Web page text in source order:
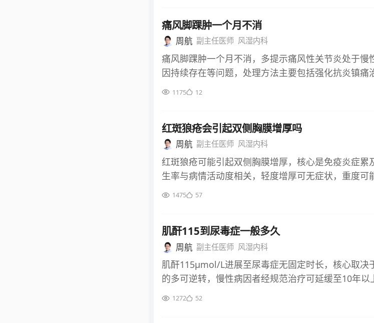
需注意不同实验室的参考标准可能存在差异，部分实
能略高于200U/L，此时204U/L可能仍处于正常范围
影响数值解读，老年人或女性因肌肉量相对较少，相
性不同，需结合个体情况分析。
的绝对禁忌原则出发，此类患者严禁使用该药物，医
物，避免诱发严重过敏事件。 2、合并严重胃肠道疾
成，而前列腺素是保护胃肠道黏膜的重要物质，长
伤。对于合并胃溃疡、十二指肠溃疡、胃出血等疾病
经肝肾功能代谢排泄，当患者肝肾功能严重不全时
因此医生会根据肝肾功能检查结果，判断患者无法耐
娠晚期使用该药物可能影响胎儿的前列腺素合成，增
可通过乳汁分泌，对哺乳期婴幼儿的健康产生潜在影
全，用药安全性数据不充分，因此医生通常不建议
疾病 非甾体抗炎药可能增加心血管不良事件的发生
病，甚至导致心肌梗死、脑卒中。对于合并严重高
合判断，需结合患者过敏史、合并症、年龄及身体状
遵循个体化原则，患者应及时告知医生自身完整健康
行盲目用药，确保用药安全有效。
痛风脚踝肿一个月不消
周航 副主任医师 风湿内科
痛风脚踝肿一个月不消，多提示痛风性关节炎处于慢
因持续存在等问题，处理方法主要包括强化抗炎镇
诱发因素、局部物理治疗辅助、完善检查评估病情
免自行增减药量或停药。待肿胀、疼痛明显缓解后，
勿因症状稍有改善就擅自中断治疗。 2、启动降尿酸
及时启动降尿酸药物治疗，从根源上减少尿酸生成
目标范围。初始用药需从小剂量开始，逐渐调整至
严格规避诱发因素 严格限制高嘌呤食物摄入，如动
累，避免剧烈运动，可适当抬高患肢促进静脉回流，
每日饮水量不少于2000毫升，促进尿酸排泄。 4、局
时，可配合局部物理治疗增强疗效，如低频脉冲电治
循环，减轻炎症渗出，缓解肿胀与疼痛。需注意物理
免自行使用热敷或其他刺激性理疗方式，尤其在急
加重症状。 5、完善检查评估病情 及时完善脚踝关节
1175 12
红斑狼疮会引起双侧胸膜增厚吗
周航 副主任医师 风湿内科
红斑狼疮可能引起双侧胸膜增厚，核心是免疫炎症累
生率与病情活动度相关，轻度增厚可无症状，重度
情是预防该并发症的关键，出现相关表现时需及时评
分，易被异常免疫复合物沉积及炎症因子侵袭，进而
发胸膜病变的初始阶段多为胸膜炎，异常免疫反应导
出，形成胸腔积液。若病情未得到及时有效控制，
胸膜表面纤维蛋白沉积、成纤维细胞增殖，进而导
现双侧胸膜增厚，其发生率与疾病活动度、治疗干
1475 57
肌酐115到尿毒症一般多久
周航 副主任医师 风湿内科
肌酐115μmol/L进展至尿毒症无固定时长，核心取决
的多可逆转，慢性病因者经规范治疗可延缓至10年
是及时明确病因、坚持科学干预与健康生活方式，定
1272 52